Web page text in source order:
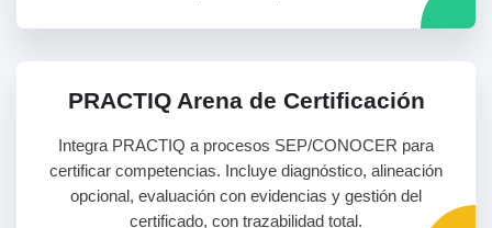
PRACTIQ Arena de Certificación
Integra PRACTIQ a procesos SEP/CONOCER para
certificar competencias. Incluye diagnóstico, alineación
opcional, evaluación con evidencias y gestión del
certificado, con trazabilidad total.